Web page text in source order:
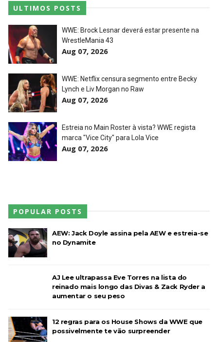
ULTIMOS POSTS
WWE: Brock Lesnar deverá estar presente na
WrestleMania 43
Aug 07, 2026
WWE: Netflix censura segmento entre Becky
Lynch e Liv Morgan no Raw
Aug 07, 2026
Estreia no Main Roster à vista? WWE regista
marca "Vice City" para Lola Vice
Aug 07, 2026
POPULAR POSTS
AEW: Jack Doyle assina pela AEW e estreia-se
no Dynamite
AJ Lee ultrapassa Eve Torres na lista do
reinado mais longo das Divas & Zack Ryder a
aumentar o seu peso
12 regras para os House Shows da WWE que
possivelmente te vão surpreender